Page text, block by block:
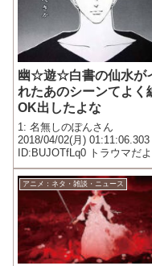
幽☆遊☆白書の仙水が
れたあのシーンてよく
OK出したよな
1: 名無しのぽんさん
2018/04/02(月) 01:11:06.303
ID:BUJOTfLq0 トラウマだよ
アニメ：ネタ・雑談・ニュース